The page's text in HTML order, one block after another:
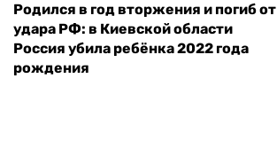
Родился в год вторжения и погиб от
удара РФ: в Киевской области
Россия убила ребёнка 2022 года
рождения